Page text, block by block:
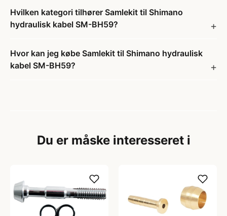
Hvilken kategori tilhører Samlekit til Shimano
hydraulisk kabel SM-BH59?
Hvor kan jeg købe Samlekit til Shimano hydraulisk
kabel SM-BH59?
Du er måske interesseret i